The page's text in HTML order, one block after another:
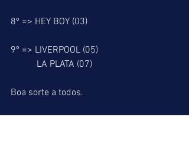
8º => HEY BOY (03)
9º => LIVERPOOL (05)
           LA PLATA (07)
Boa sorte a todos.